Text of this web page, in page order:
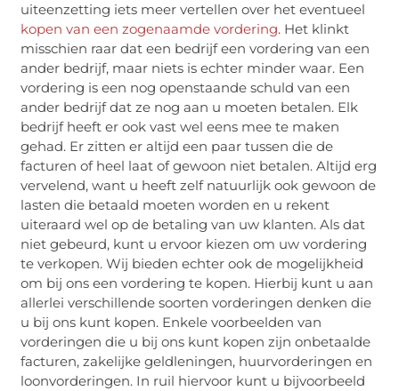
uiteenzetting iets meer vertellen over het eventueel
kopen van een zogenaamde vordering. Het klinkt
misschien raar dat een bedrijf een vordering van een
ander bedrijf, maar niets is echter minder waar. Een
vordering is een nog openstaande schuld van een
ander bedrijf dat ze nog aan u moeten betalen. Elk
bedrijf heeft er ook vast wel eens mee te maken
gehad. Er zitten er altijd een paar tussen die de
facturen of heel laat of gewoon niet betalen. Altijd erg
vervelend, want u heeft zelf natuurlijk ook gewoon de
lasten die betaald moeten worden en u rekent
uiteraard wel op de betaling van uw klanten. Als dat
niet gebeurd, kunt u ervoor kiezen om uw vordering
te verkopen. Wij bieden echter ook de mogelijkheid
om bij ons een vordering te kopen. Hierbij kunt u aan
allerlei verschillende soorten vorderingen denken die
u bij ons kunt kopen. Enkele voorbeelden van
vorderingen die u bij ons kunt kopen zijn onbetaalde
facturen, zakelijke geldleningen, huurvorderingen en
loonvorderingen. In ruil hiervoor kunt u bijvoorbeeld